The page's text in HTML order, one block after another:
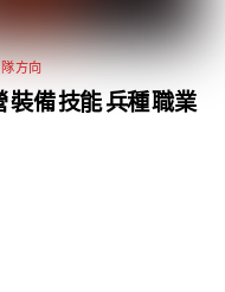
方向
裝備 技能 兵種 職業